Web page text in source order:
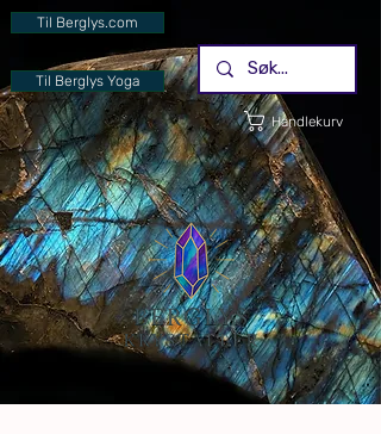
Til Berglys.com
Til Berglys Yoga
Handlekurv